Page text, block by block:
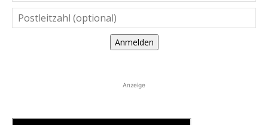
Anmelden
Anzeige